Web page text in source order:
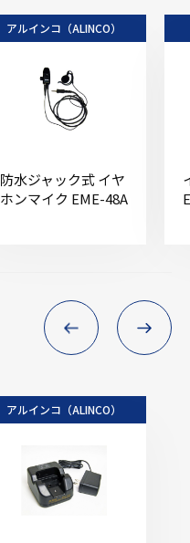
アルインコ（ALINCO）
防水ジャック式 イヤ
ホンマイク EME-48A
アルインコ（ALINCO）